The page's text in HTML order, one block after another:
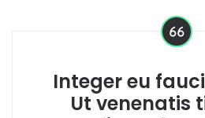
Integer eu
Ut venenatis